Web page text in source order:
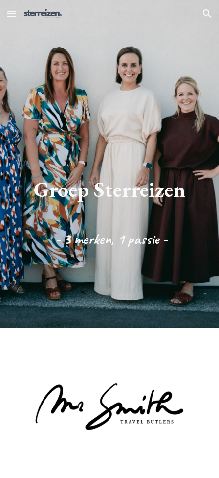
Skip to main content Skip to navigation
Groep Sterreizen
-3 merken, 1 passie -